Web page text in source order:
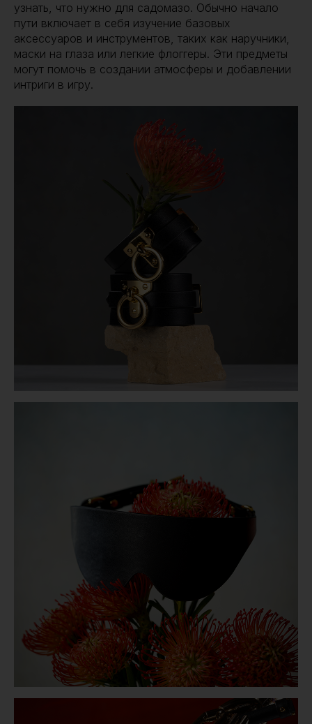
узнать, что нужно для садомазо. Обычно начало
пути включает в себя изучение базовых
аксессуаров и инструментов, таких как наручники,
маски на глаза или легкие флоггеры. Эти предметы
могут помочь в создании атмосферы и добавлении
интриги в игру.